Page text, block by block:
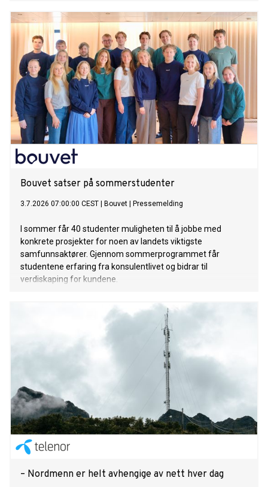
Bouvet satser på sommerstudenter
3.7.2026 07:00:00 CEST Bouvet Pressemelding
I sommer får 40 studenter muligheten til å jobbe med
konkrete prosjekter for noen av landets viktigste
samfunnsaktører. Gjennom sommerprogrammet får
studentene erfaring fra konsulentlivet og bidrar til
verdiskaping for kundene.
– Nordmenn er helt avhengige av nett hver dag